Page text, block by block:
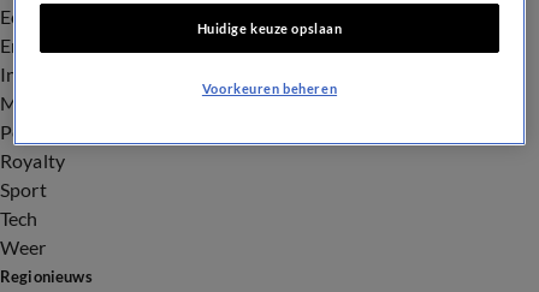
Economie
Entertainment
Infrastructuur
Milieu en Gezondheid
Politiek
Royalty
Sport
Tech
Weer
Regionieuws
Huidige keuze opslaan
Voorkeuren beheren